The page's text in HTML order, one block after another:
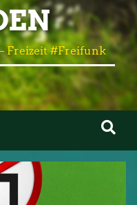
Freizeit #Freifunk